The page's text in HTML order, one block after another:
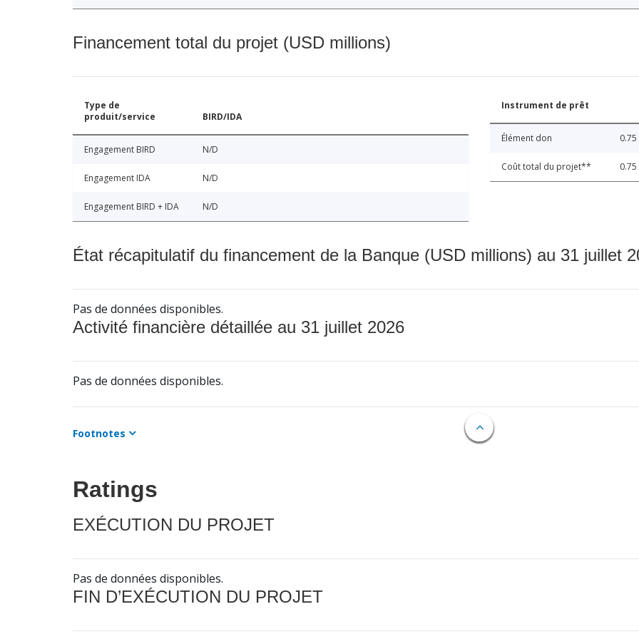
Financement total du projet (USD millions)
Type de
produit/service
BIRD/IDA
Engagement BIRD N/D
Engagement IDA N/D
Engagement BIRD + IDA N/D
Instrument de prêt
Élément don 0.75
Coût total du projet** 0.75
État récapitulatif du financement de la Banque (USD millions) au 31 juillet
Pas de données disponibles.
Activité financière détaillée au 31 juillet 2026
Pas de données disponibles.
Footnotes
Ratings
EXÉCUTION DU PROJET
Pas de données disponibles.
FIN D’EXÉCUTION DU PROJET